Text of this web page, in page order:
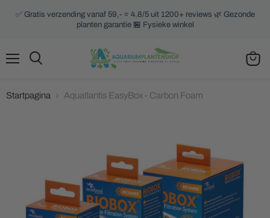
✅ Gratis verzending vanaf 59,- ⭐ 4.8/5 uit 1200+ reviews 🌿 Gezonde
planten garantie 🏪 Fysieke winkel
Startpagina Aquatlantis EasyBox - Carbon Foam